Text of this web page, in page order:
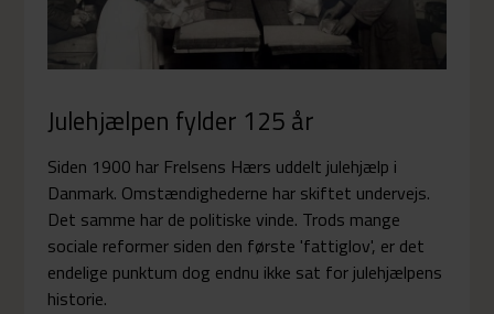
Julehjælpen fylder 125 år
Siden 1900 har Frelsens Hærs uddelt julehjælp i
Danmark. Omstændighederne har skiftet undervejs.
Det samme har de politiske vinde. Trods mange
sociale reformer siden den første 'fattiglov', er det
endelige punktum dog endnu ikke sat for julehjælpens
historie.